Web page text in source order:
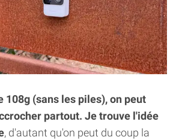
108g (sans les piles), on peut
partout. Je trouve l'idée
, d'autant qu'on peut du coup la